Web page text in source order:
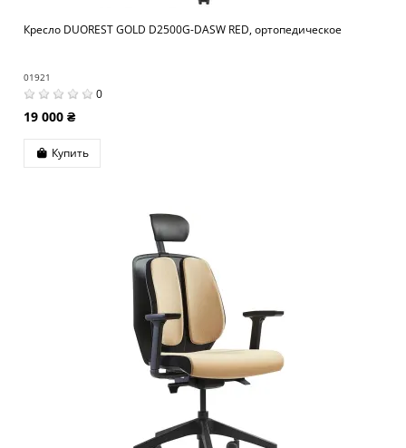
Кресло DUOREST GOLD D2500G-DASW RED, ортопедическое
01921
0
19 000 ₴
Купить